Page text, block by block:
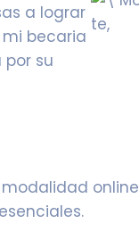
a lograr
mi becaria
su